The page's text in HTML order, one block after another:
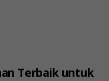
Terbaik untuk